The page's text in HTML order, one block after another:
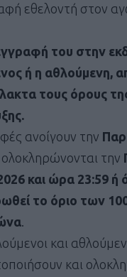
εθελοντή στον
του στην
ή η αθλούμενη,
τους όρους
ανοίγουν την
ολοκληρώνονται την
και ώρα 23:59 ή
το όριο των
και
και